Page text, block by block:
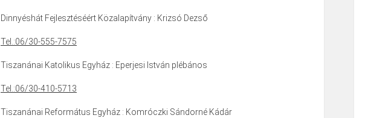
Dinnyéshát Fejlesztéséért Közalapítvány : Krizsó Dezső
Tel.:06/30-555-7575
Tiszanánai Katolikus Egyház : Eperjesi István plébános
Tel.:06/30-410-5713
Tiszanánai Református Egyház : Komróczki Sándorné Kádár